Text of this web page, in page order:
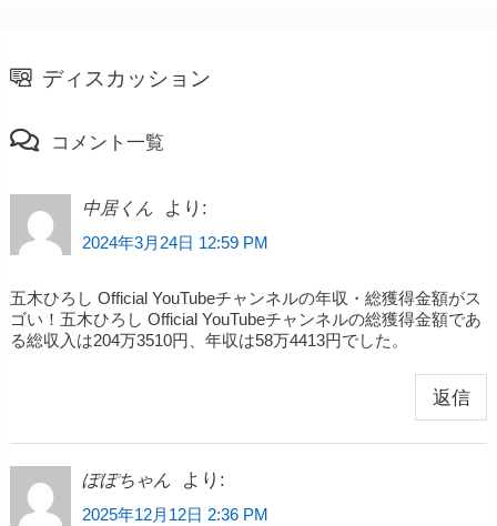
ディスカッション
コメント一覧
中居くん より:
2024年3月24日 12:59 PM
五木ひろし Official YouTubeチャンネルの年収・総獲得金額がス
ゴい！五木ひろし Official YouTubeチャンネルの総獲得金額であ
る総収入は204万3510円、年収は58万4413円でした。
返信
ぽぽちゃん より:
2025年12月12日 2:36 PM